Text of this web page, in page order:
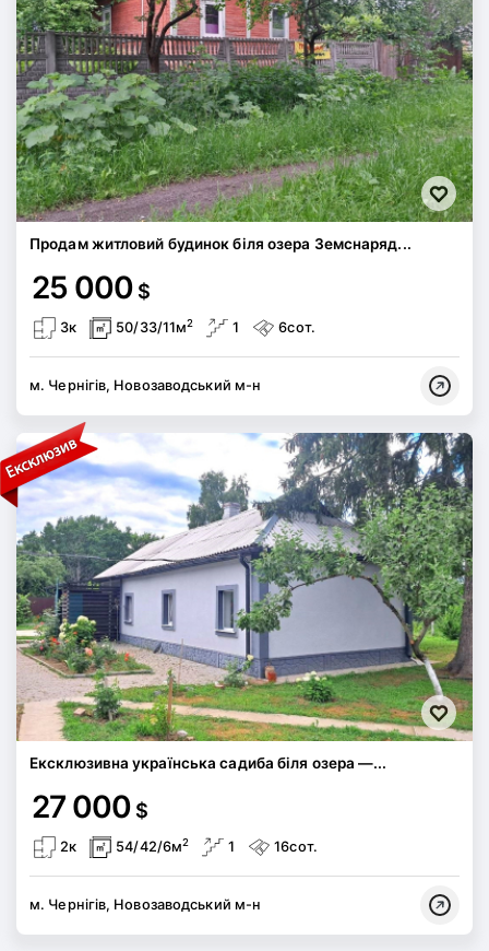
Продам житловий будинок біля озера Земснаряд...
25 000 $
3к 50/33/11м2 1 6сот.
м. Чернігів, Новозаводський м-н
Ексклюзивна українська садиба біля озера —...
27 000 $
2к 54/42/6м2 1 16сот.
м. Чернігів, Новозаводський м-н